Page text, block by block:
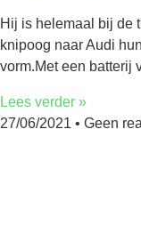
Hij is helemaal bij de
knipoog naar Audi
vorm.Met een batterij
Lees verder »
27/06/2021
Geen